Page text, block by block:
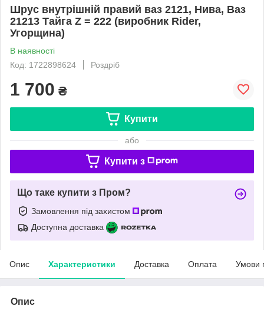
Шрус внутрішній правий ваз 2121, Нива, Ваз
21213 Тайга Z = 222 (виробник Rider,
Угорщина)
В наявності
Код: 1722898624
Роздріб
1 700 ₴
Купити
або
Купити з
Що таке купити з Пром?
Замовлення під захистом
Доступна доставка
Опис Характеристики Доставка Оплата Умови
Опис